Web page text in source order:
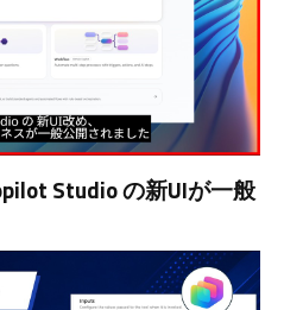
Studio の新UIが一般